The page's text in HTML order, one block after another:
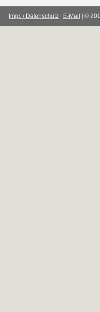
Impr. / Datenschutz E-Mail | ©